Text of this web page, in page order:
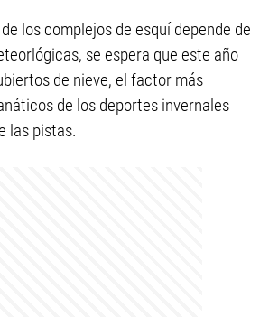
los complejos de esquí depende de
se espera que este año
de nieve, el factor más
de los deportes invernales
las pistas.